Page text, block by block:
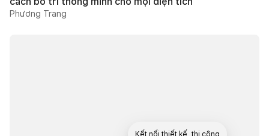
Phương Trang
Kết nối thiết kế, thi công